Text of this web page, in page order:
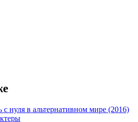
нуля в альтернативном мире (2016)